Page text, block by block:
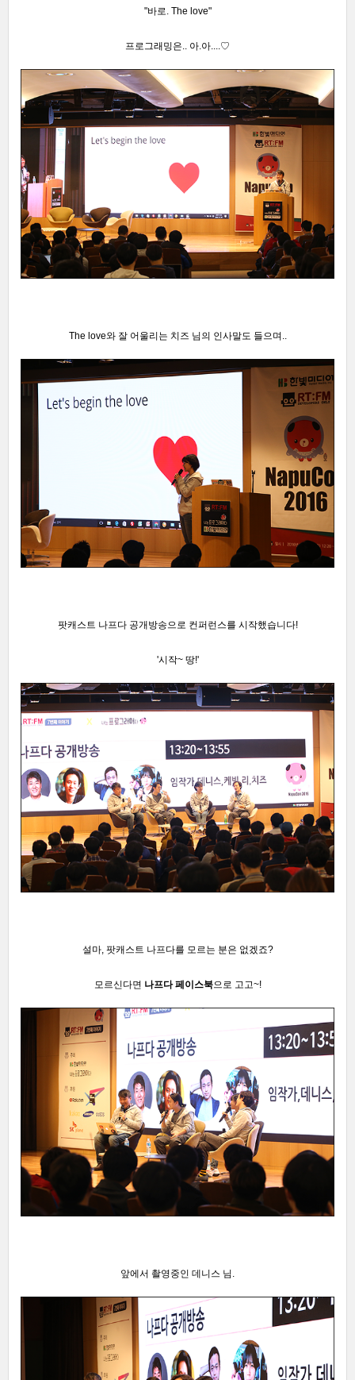
"바로. The love"
프로그래밍은.. 아.아....♡
The love와 잘 어울리는 치즈 님의 인사말도 들으며..
팟캐스트 나프다 공개방송으로 컨퍼런스를 시작했습니다!
'시작~ 땅!'
설마, 팟캐스트 나프다를 모르는 분은 없겠죠?
모르신다면 나프다 페이스북으로 고고~!
앞에서 촬영중인 데니스 님.